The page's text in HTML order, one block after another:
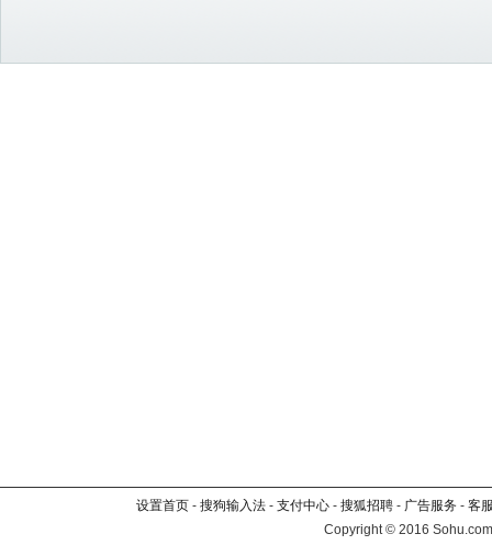
设置首页 - 搜狗输入法 - 支付中心 - 搜狐招聘 - 广告服务 - 客
Copyright©2016